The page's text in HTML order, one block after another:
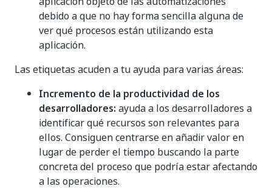
debido a que no hay forma sencilla alguna de
ver qué procesos están utilizando esta
aplicación.
Las etiquetas acuden a tu ayuda para varias áreas:
Incremento de la productividad de los
desarrolladores: ayuda a los desarrolladores a
identificar qué recursos son relevantes para
ellos. Consiguen centrarse en añadir valor en
lugar de perder el tiempo buscando la parte
concreta del proceso que podría estar afectando
a las operaciones.